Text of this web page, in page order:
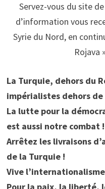
Servez-vous du site
d’information vous
Syrie du Nord, en
Rojava
La Turquie, dehors du
impérialistes dehors de
La lutte pour la
est aussi notre combat !
Arrêtez les livraisons
de la Turquie !
Vive